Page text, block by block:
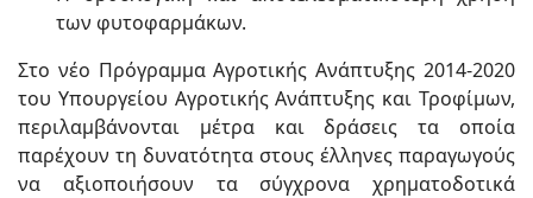
των φυτοφαρμάκων.
Στο νέο Πρόγραμμα Αγροτικής Ανάπτυξης 2014-2020
του Υπουργείου Αγροτικής Ανάπτυξης και Τροφίμων,
περιλαμβάνονται μέτρα και δράσεις τα οποία
παρέχουν τη δυνατότητα στους έλληνες παραγωγούς
να αξιοποιήσουν τα σύγχρονα χρηματοδοτικά